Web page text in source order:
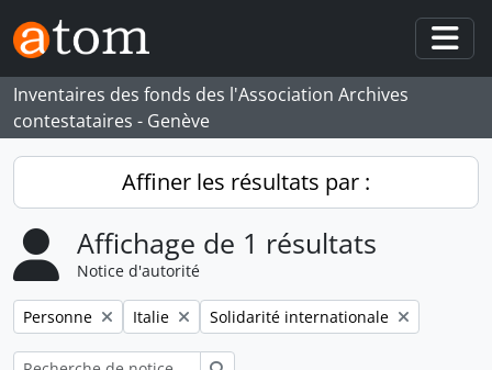
Skip to main content
Inventaires des fonds des l'Association Archives
contestataires - Genève
Affiner les résultats par :
Affichage de 1 résultats
Notice d'autorité
Remove filter:
Personne Remove filter:
Italie Remove filter:
Solidarité internationale